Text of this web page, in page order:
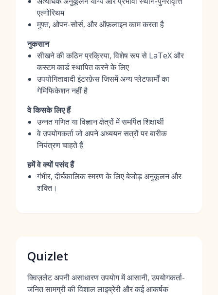
एल्गोरिथम
मुफ्त, ओपन-सोर्स, और ऑफ़लाइन काम करता है
नुकसान
सीखने की कठिन प्रक्रिया, विशेष रूप से LaTeX और
कस्टम कार्ड स्थापित करने के लिए
उपयोगितावादी इंटरफ़ेस जिसमें अन्य प्लेटफार्मों का
गेमिफिकेशन नहीं है
वे किसके लिए हैं
उन्नत गणित या विज्ञान क्षेत्रों में समर्पित शिक्षार्थी
वे उपयोगकर्ता जो अपने अध्ययन सत्रों पर बारीक
नियंत्रण चाहते हैं
हमें वे क्यों पसंद हैं
गंभीर, दीर्घकालिक स्मरण के लिए बेजोड़ अनुकूलन और
शक्ति।
Quizlet
क्विज़लेट अपनी असाधारण उपयोग में आसानी, उपयोगकर्ता-
जनित सामग्री की विशाल लाइब्रेरी और कई आकर्षक